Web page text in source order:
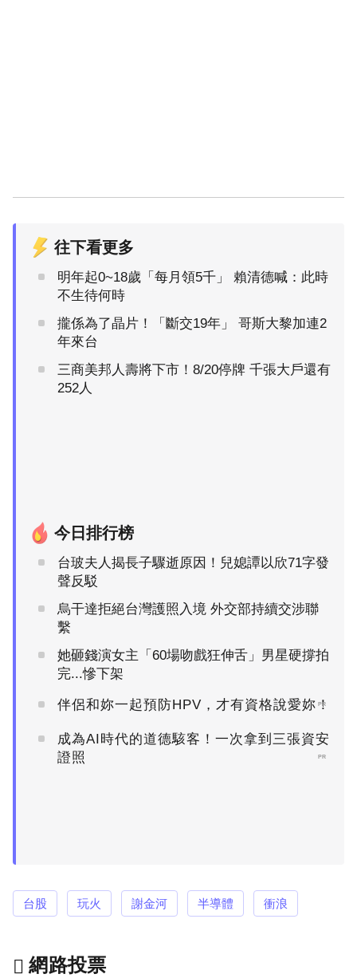
往下看更多
明年起0~18歲「每月領5千」 賴清德喊：此時
不生待何時
攏係為了晶片！「斷交19年」 哥斯大黎加連2
年來台
三商美邦人壽將下市！8/20停牌 千張大戶還有
252人
今日排行榜
台玻夫人揭長子驟逝原因！兒媳譚以欣71字發
聲反駁
烏干達拒絕台灣護照入境 外交部持續交涉聯
繫
她砸錢演女主「60場吻戲狂伸舌」男星硬撐拍
完...慘下架
伴侶和妳一起預防HPV，才有資格說愛妳！
PR
成為AI時代的道德駭客！一次拿到三張資安
證照
PR
台股 玩火 謝金河 半導體 衝浪
網路投票